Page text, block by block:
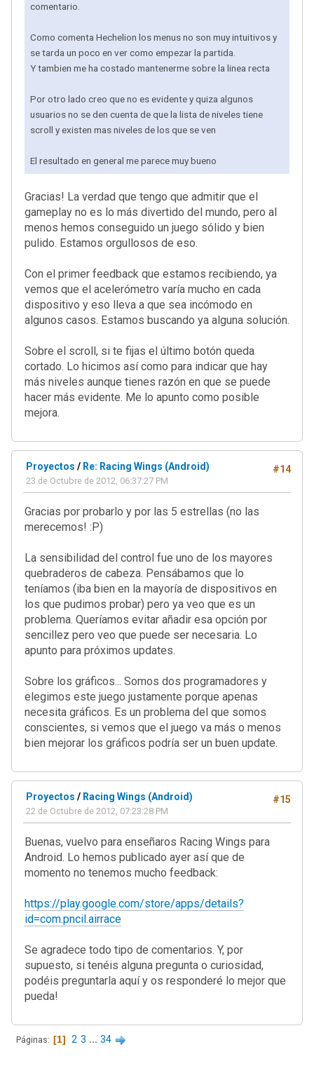
comentario.
Como comenta Hechelion los menus no son muy intuitivos y
se tarda un poco en ver como empezar la partida.
Y tambien me ha costado mantenerme sobre la linea recta
Por otro lado creo que no es evidente y quiza algunos
usuarios no se den cuenta de que la lista de niveles tiene
scroll y existen mas niveles de los que se ven
El resultado en general me parece muy bueno
Gracias! La verdad que tengo que admitir que el
gameplay no es lo más divertido del mundo, pero al
menos hemos conseguido un juego sólido y bien
pulido. Estamos orgullosos de eso.
Con el primer feedback que estamos recibiendo, ya
vemos que el acelerómetro varía mucho en cada
dispositivo y eso lleva a que sea incómodo en
algunos casos. Estamos buscando ya alguna solución.
Sobre el scroll, si te fijas el último botón queda
cortado. Lo hicimos así como para indicar que hay
más niveles aunque tienes razón en que se puede
hacer más evidente. Me lo apunto como posible
mejora.
#14
Proyectos / Re: Racing Wings (Android)
23 de Octubre de 2012, 06:37:27 PM
Gracias por probarlo y por las 5 estrellas (no las
merecemos! :P)
La sensibilidad del control fue uno de los mayores
quebraderos de cabeza. Pensábamos que lo
teníamos (iba bien en la mayoría de dispositivos en
los que pudimos probar) pero ya veo que es un
problema. Queríamos evitar añadir esa opción por
sencillez pero veo que puede ser necesaria. Lo
apunto para próximos updates.
Sobre los gráficos... Somos dos programadores y
elegimos este juego justamente porque apenas
necesita gráficos. Es un problema del que somos
conscientes, si vemos que el juego va más o menos
bien mejorar los gráficos podría ser un buen update.
#15
Proyectos / Racing Wings (Android)
22 de Octubre de 2012, 07:23:28 PM
Buenas, vuelvo para enseñaros Racing Wings para
Android. Lo hemos publicado ayer así que de
momento no tenemos mucho feedback:
https://play.google.com/store/apps/details?
id=com.pncil.airrace
Se agradece todo tipo de comentarios. Y, por
supuesto, si tenéis alguna pregunta o curiosidad,
podéis preguntarla aquí y os responderé lo mejor que
pueda!
Páginas 1 2 3 ... 34